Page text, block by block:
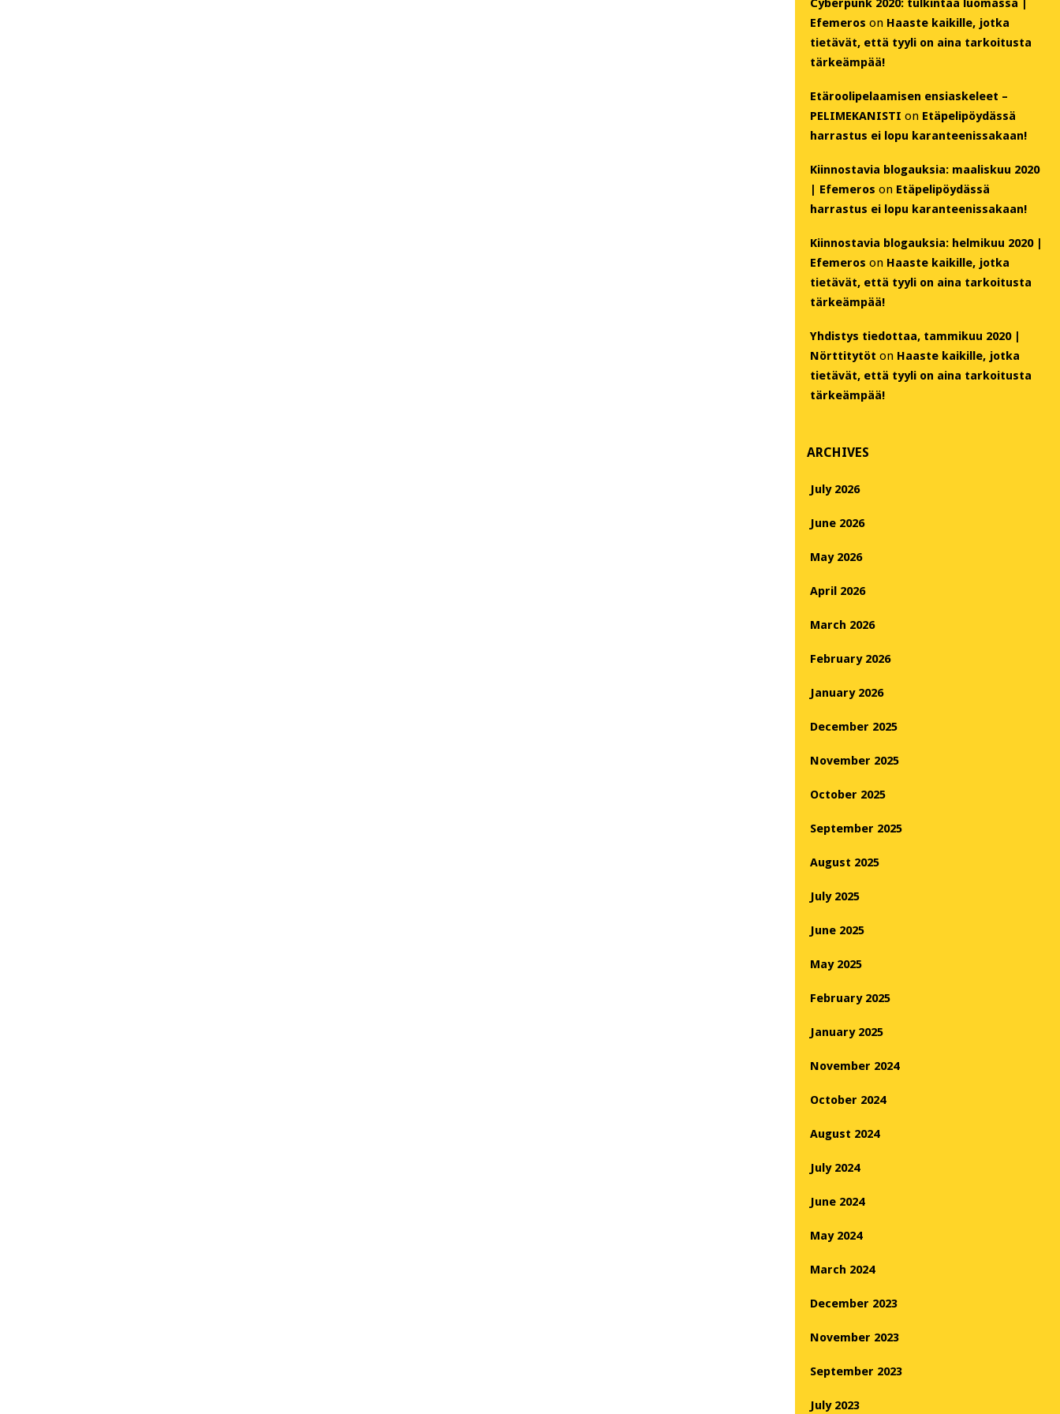
Cyberpunk 2020: tulkintaa luomassa |
Efemeros on Haaste kaikille, jotka
tietävät, että tyyli on aina tarkoitusta
tärkeämpää!
Etäroolipelaamisen ensiaskeleet –
PELIMEKANISTI on Etäpelipöydässä
harrastus ei lopu karanteenissakaan!
Kiinnostavia blogauksia: maaliskuu 2020
| Efemeros on Etäpelipöydässä
harrastus ei lopu karanteenissakaan!
Kiinnostavia blogauksia: helmikuu 2020 |
Efemeros on Haaste kaikille, jotka
tietävät, että tyyli on aina tarkoitusta
tärkeämpää!
Yhdistys tiedottaa, tammikuu 2020 |
Nörttitytöt on Haaste kaikille, jotka
tietävät, että tyyli on aina tarkoitusta
tärkeämpää!
ARCHIVES
July 2026
June 2026
May 2026
April 2026
March 2026
February 2026
January 2026
December 2025
November 2025
October 2025
September 2025
August 2025
July 2025
June 2025
May 2025
February 2025
January 2025
November 2024
October 2024
August 2024
July 2024
June 2024
May 2024
March 2024
December 2023
November 2023
September 2023
July 2023